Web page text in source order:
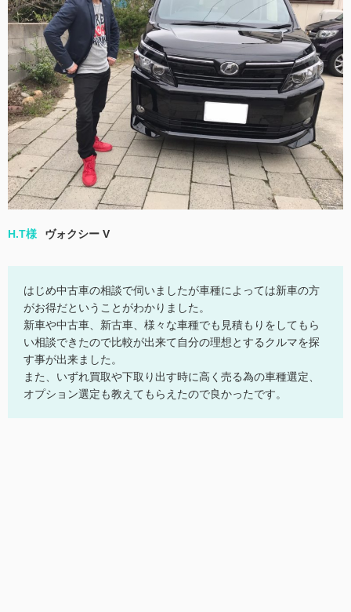
H.T様 ヴォクシー V
はじめ中古車の相談で伺いましたが車種によっては新車の方
がお得だということがわかりました。
新車や中古車、新古車、様々な車種でも見積もりをしてもら
い相談できたので比較が出来て自分の理想とするクルマを探
す事が出来ました。
また、いずれ買取や下取り出す時に高く売る為の車種選定、
オプション選定も教えてもらえたので良かったです。